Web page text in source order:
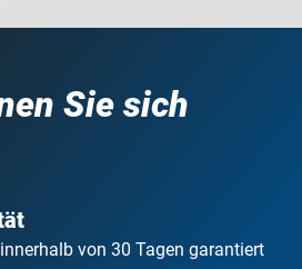
Sie sich
von 30 Tagen garantiert